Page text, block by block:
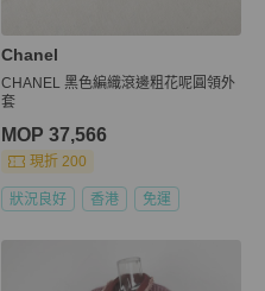
Chanel
CHANEL 黑色編織滾邊粗花呢圓領外
套
MOP 37,566
現折 200
狀況良好 香港 免運